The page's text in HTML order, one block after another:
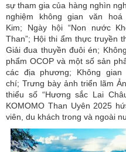
sự tham gia của hàng nghìn
nghiệm không gian văn
Kim; Ngày hội “Non nước
Than”; Hội thi ẩm thực truyền
Giải đua thuyền đuôi én;
phẩm OCOP và một số sản
các địa phương; Không
chí; Trưng bày ảnh triển lãm
thiểu số “Hương sắc Lai
KOMOMO Than Uyên 2025
viên, du khách trong và ngoài